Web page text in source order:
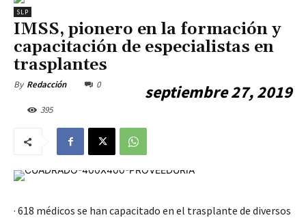
SLP
IMSS, pionero en la formación y
capacitación de especialistas en
trasplantes
By Redacción septiembre 27, 2019
0
395
· 618 médicos se han capacitado en el trasplante de diversos